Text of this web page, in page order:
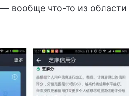
— вообще что-то из области